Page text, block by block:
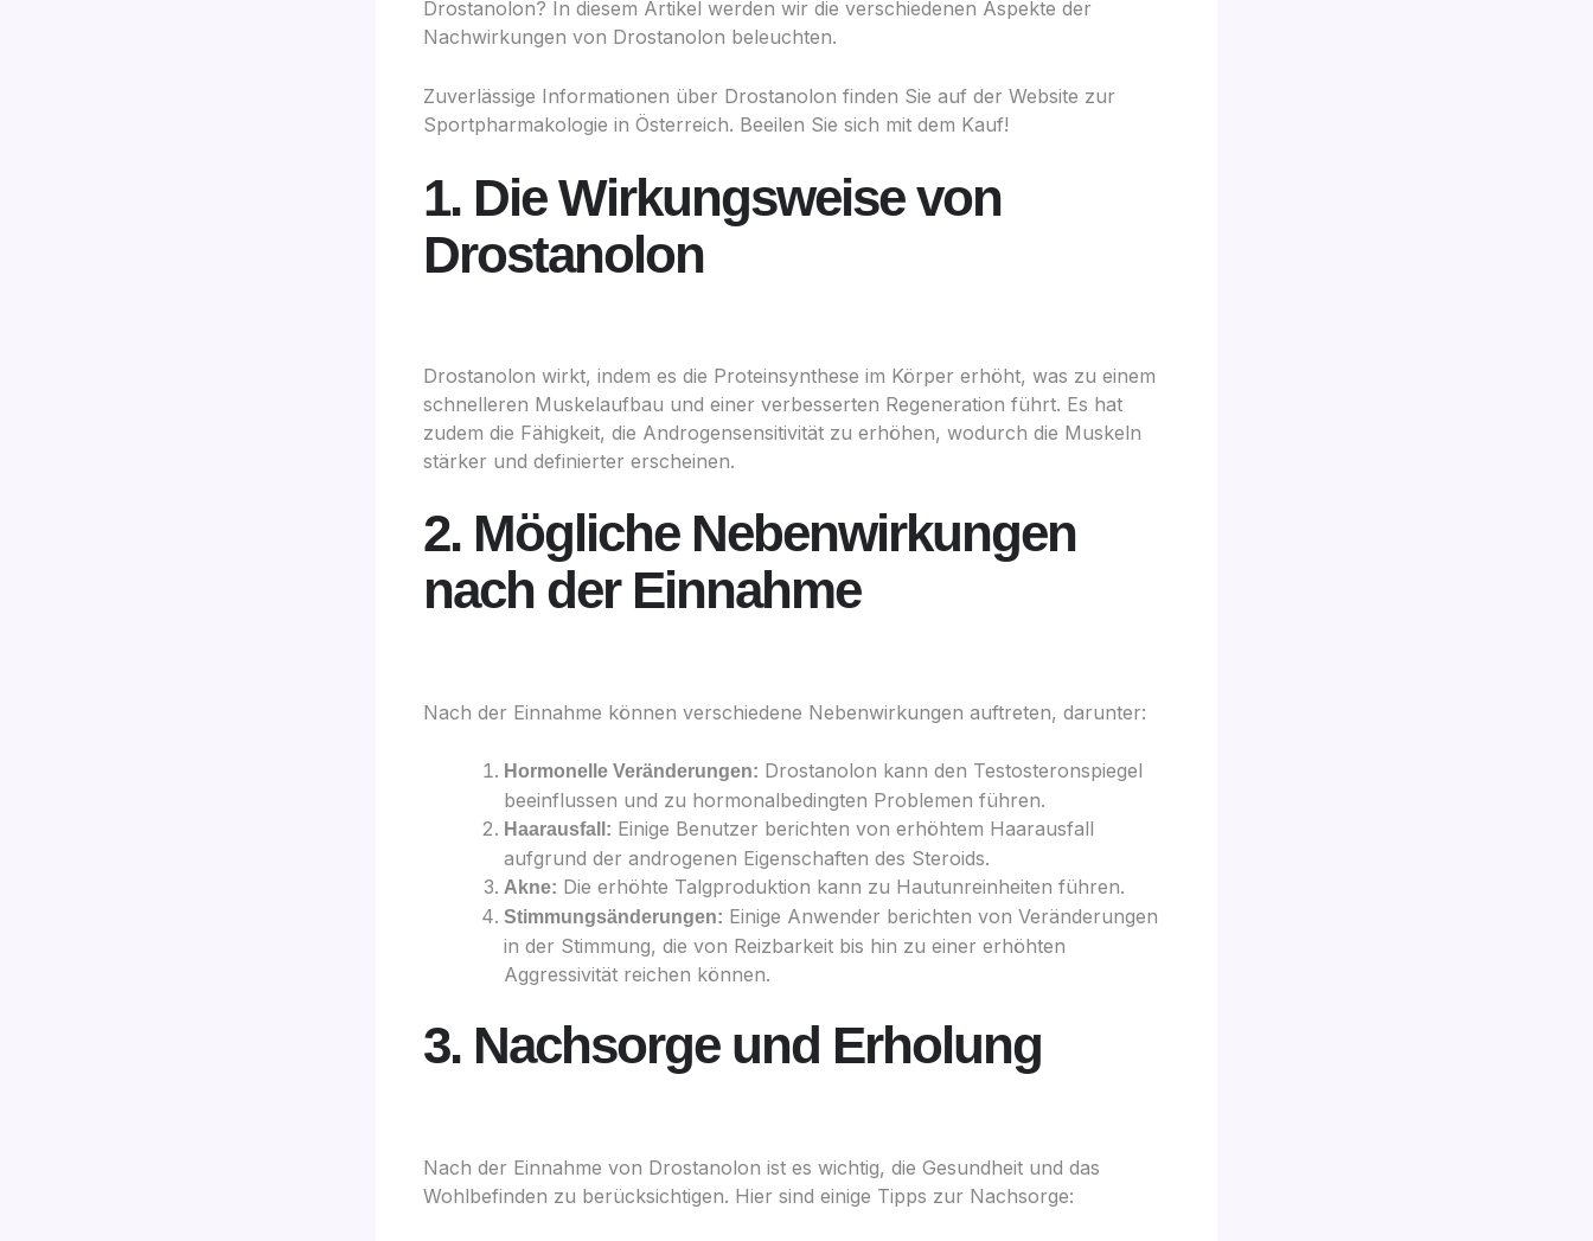
Drostanolon? In diesem Artikel werden wir die verschiedenen Aspekte der
Nachwirkungen von Drostanolon beleuchten.
Zuverlässige Informationen über Drostanolon finden Sie auf der Website zur
Sportpharmakologie in Österreich. Beeilen Sie sich mit dem Kauf!
1. Die Wirkungsweise von
Drostanolon
Drostanolon wirkt, indem es die Proteinsynthese im Körper erhöht, was zu einem
schnelleren Muskelaufbau und einer verbesserten Regeneration führt. Es hat
zudem die Fähigkeit, die Androgensensitivität zu erhöhen, wodurch die Muskeln
stärker und definierter erscheinen.
2. Mögliche Nebenwirkungen
nach der Einnahme
Nach der Einnahme können verschiedene Nebenwirkungen auftreten, darunter:
Hormonelle Veränderungen: Drostanolon kann den Testosteronspiegel
beeinflussen und zu hormonalbedingten Problemen führen.
Haarausfall: Einige Benutzer berichten von erhöhtem Haarausfall
aufgrund der androgenen Eigenschaften des Steroids.
Akne: Die erhöhte Talgproduktion kann zu Hautunreinheiten führen.
Stimmungsänderungen: Einige Anwender berichten von Veränderungen
in der Stimmung, die von Reizbarkeit bis hin zu einer erhöhten
Aggressivität reichen können.
3. Nachsorge und Erholung
Nach der Einnahme von Drostanolon ist es wichtig, die Gesundheit und das
Wohlbefinden zu berücksichtigen. Hier sind einige Tipps zur Nachsorge: